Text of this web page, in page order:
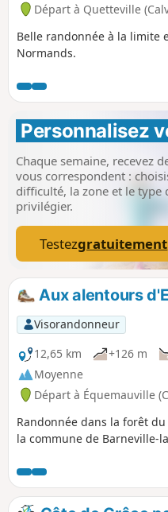
Départ à Quetteville
Belle randonnée à la limite
Normands.
Personnalisez
Chaque semaine, recevez
vous correspondent :
difficulté, la zone et le type
privilégier.
Testezgratuitement
Aux alentours
Visorandonneur
12,65 km
+126 m
Moyenne
Départ à Équemauville
Randonnée dans la forêt
la commune de Barneville-